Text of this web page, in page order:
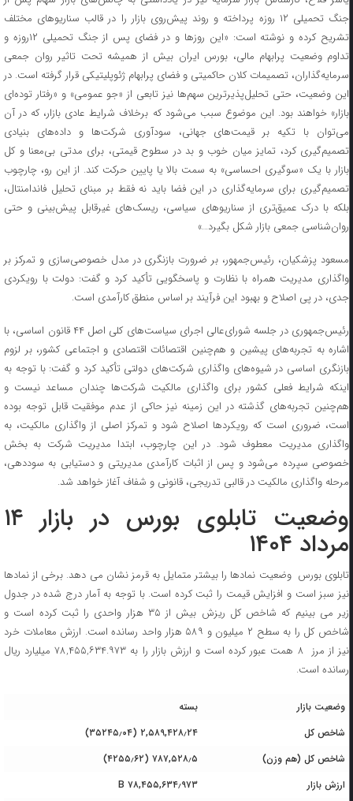
جنگ تحمیلی ۱۲ روزه پرداخته و روند پیش‌روی بازار را در قالب سناریوهای مختلف
تشریح کرده و نوشته است: «این روزها و در فضای پس از جنگ تحمیلی ۱۲روزه و
تداوم وضعیت پرابهام مالی، بورس ایران بیش از همیشه تحت تاثیر روان جمعی
سرمایه‌گذاران، تصمیمات کلان حاکمیتی و فضای پرابهام ژئوپلیتیکی قرار گرفته است. در
این وضعیت، حتی تحلیل‌پذیرترین سهم‌ها نیز تابعی از «جو عمومی» و «رفتار توده‌ای
بازار» خواهند بود. این موضوع سبب می‌شود که برخلاف شرایط عادی بازار، که در آن
می‌توان با تکیه بر قیمت‌های جهانی، سودآوری شرکت‌ها و داده‌های بنیادی
تصمیم‌گیری کرد، تمایز میان خوب و بد در سطوح قیمتی، برای مدتی بی‌معنا و کل
بازار با یک «سوگیری احساسی» به سمت بالا یا پایین حرکت کند. از این رو، چارچوب
تصمیم‌گیری برای سرمایه‌گذاری در این فضا باید نه فقط بر مبنای تحلیل فاندامنتال،
بلکه با درک عمیق‌تری از سناریوهای سیاسی، ریسک‌های غیرقابل پیش‌بینی و حتی
روان‌شناسی جمعی بازار شکل بگیرد…»
مسعود پزشکیان، رئیس‌جمهور، بر ضرورت بازنگری در مدل خصوصی‌سازی و تمرکز بر
واگذاری مدیریت همراه با نظارت و پاسخگویی تأکید کرد و گفت: دولت با رویکردی
جدی، در پی اصلاح و بهبود این فرآیند بر اساس منطق کارآمدی است.
رئیس‌جمهوری در جلسه شورای‌عالی اجرای سیاست‌های کلی اصل ۴۴ قانون اساسی، با
اشاره به تجربه‌های پیشین و هم‌چنین اقتصائات اقتصادی و اجتماعی کشور، بر لزوم
بازنگری اساسی در شیوه‌های واگذاری شرکت‌های دولتی تأکید کرد و گفت: با توجه به
اینکه شرایط فعلی کشور برای واگذاری مالکیت شرکت‌ها چندان مساعد نیست و
هم‌چنین تجربه‌های گذشته در این زمینه نیز حاکی از عدم موفقیت قابل توجه بوده
است، ضروری است که رویکردها اصلاح شود و تمرکز اصلی از واگذاری مالکیت، به
واگذاری مدیریت معطوف شود. در این چارچوب، ابتدا مدیریت شرکت به بخش
خصوصی سپرده می‌شود و پس از اثبات کارآمدی مدیریتی و دستیابی به سوددهی،
مرحله واگذاری مالکیت در قالبی تدریجی، قانونی و شفاف آغاز خواهد شد.
وضعیت تابلوی بورس در بازار ۱۴
مرداد ۱۴۰۴
تابلوی بورس وضعیت نمادها را بیشتر متمایل به قرمز نشان می دهد. برخی از نمادها
نیز سبز است و افزایش قیمت را ثبت کرده است. با توجه به آمار درج شده در جدول
زیر می بینیم که شاخص کل ریزش بیش از ۳۵ هزار واحدی را ثبت کرده است و
شاخص کل را به سطح ۲ میلیون و ۵۸۹ هزار واحد رسانده است. ارزش معاملات خرد
نیز از مرز ۸ همت عبور کرده است و ارزش بازار را به ۷۸,۴۵۵,۶۳۴.۹۷۳ میلیارد ریال
رسانده است.
وضعیت بازار
بسته
شاخص کل
۲,۵۸۹,۴۲۸٫۲۴ (۳۵۲۴۵٫۰۴)
شاخص کل (هم وزن)
۷۸۷,۵۲۸٫۵ (۴۲۵۵٫۶۲)
ارزش بازار
۷۸,۴۵۵,۶۳۴٫۹۷۳ B